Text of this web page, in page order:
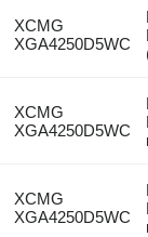
XCMG
XGA4250D5WC
XCMG
XGA4250D5WC
XCMG
XGA4250D5WC